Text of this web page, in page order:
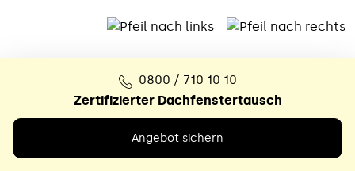
Das war ein echter Glücksfall
0800 / 710 10 10
Zertifizierter Dachfenstertausch
Angebot sichern